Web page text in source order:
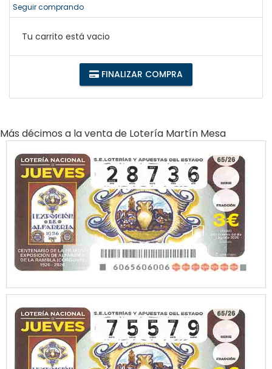
Seguir comprando
Tu carrito está vacio
FINALIZAR COMPRA
Más décimos a la venta de Lotería Martín Mesa